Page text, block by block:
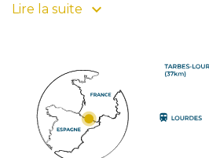
emblématiques et de ses
trois zones d’attrait
itinérance. Cliquez sur l’une
villages, son patrimoine
Lire la suite